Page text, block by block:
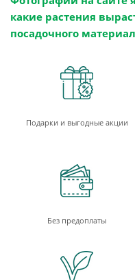
какие растения
посадочного
Подарки и выгодные акции
Без предоплаты